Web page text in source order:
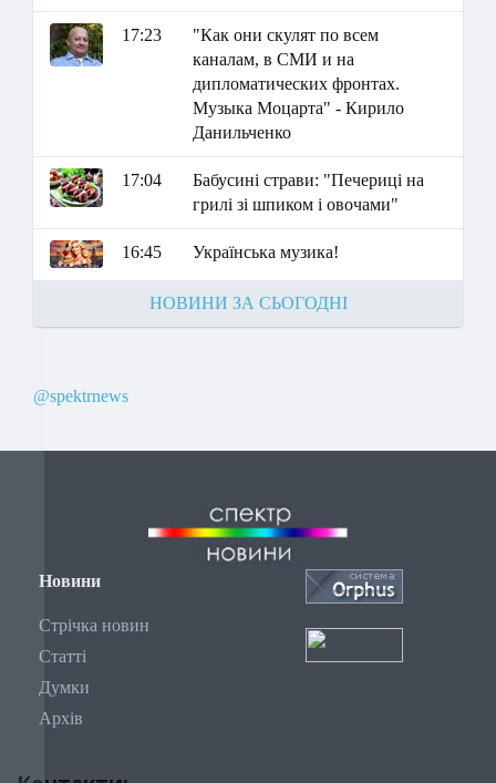
17:23
"Как они скулят по всем
каналам, в СМИ и на
дипломатических фронтах.
Музыка Моцарта" - Кирило
Данильченко
17:04
Бабусині страви: "Печериці на
грилі зі шпиком і овочами"
16:45 Українська музика!
НОВИНИ ЗА СЬОГОДНІ
@spektrnews
Новини
Стрічка новин
Статті
Думки
Архів